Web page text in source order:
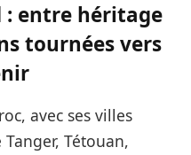
: entre héritage
tournées vers
avec ses villes
Tétouan,